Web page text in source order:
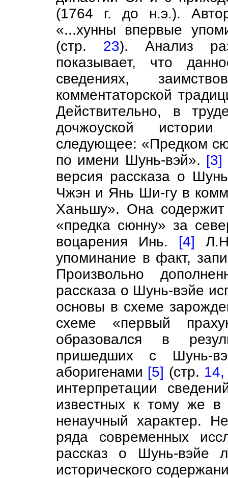
(1764 г. до н.э.).
«...хунны впервые
(стр. 23). Анализ
показывает, что
сведениях,
комментаторской
Действительно, в
дочжоуской
следующее: «Предком
по имени Шунь-вэй». [3]
версия рассказа о
Чжэн и Янь Ши-гу в
Ханьшу». Она содержит
«предка сюнну» за
воцарения Инь. [4]
упоминание в факт,
Произвольно
рассказа о Шунь-вэйе
основы в схеме
схеме «первый
образовался в
пришедших с Шунь-
аборигенами [5] (стр.
интерпретации
известных к тому же в
ненаучный характер.
ряда современных
рассказ о Шунь-вэйе
исторического